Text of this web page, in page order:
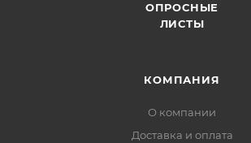
ОПРОСНЫЕ
ЛИСТЫ
КОМПАНИЯ
О компании
Доставка и оплата